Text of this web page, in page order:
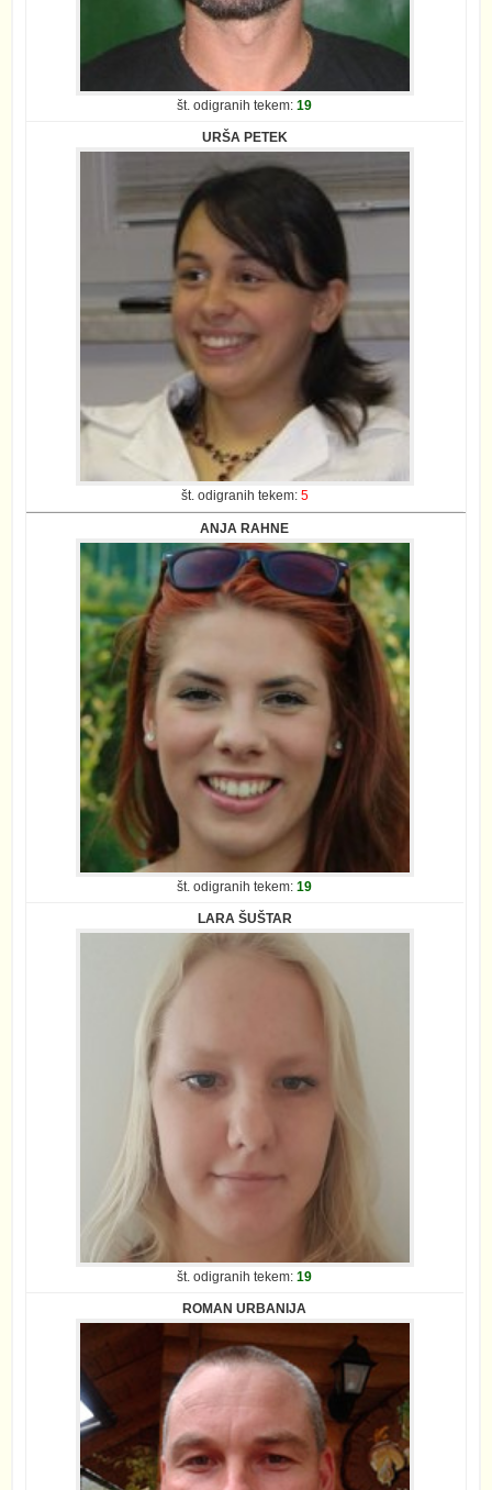
št. odigranih tekem:19
URŠA PETEK
št. odigranih tekem: 5
ANJA RAHNE
št. odigranih tekem:19
LARA ŠUŠTAR
št. odigranih tekem:19
ROMAN URBANIJA